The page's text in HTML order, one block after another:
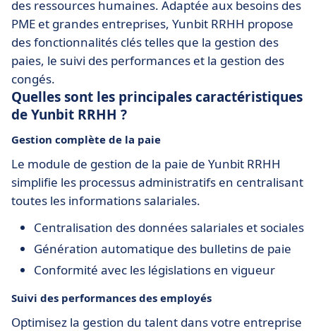
des ressources humaines. Adaptée aux besoins des
PME et grandes entreprises, Yunbit RRHH propose
des fonctionnalités clés telles que la gestion des
paies, le suivi des performances et la gestion des
congés.
Quelles sont les principales caractéristiques
de Yunbit RRHH ?
Gestion complète de la paie
Le module de gestion de la paie de Yunbit RRHH
simplifie les processus administratifs en centralisant
toutes les informations salariales.
Centralisation des données salariales et sociales
Génération automatique des bulletins de paie
Conformité avec les législations en vigueur
Suivi des performances des employés
Optimisez la gestion du talent dans votre entreprise